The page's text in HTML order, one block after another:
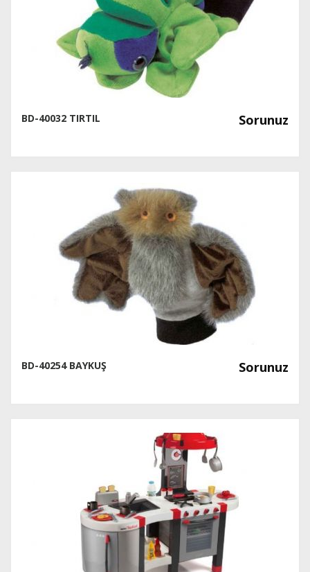
BD-40032 TIRTIL Sorunuz
BD-40254 BAYKUŞ Sorunuz